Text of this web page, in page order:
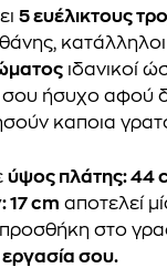
5 ευέλικτους
κατάλληλοι
ιδανικοί
σου ήσυχο αφού
καποια
ύψος πλάτης: 44
17 cm αποτελεί
στο
εργασία σου.